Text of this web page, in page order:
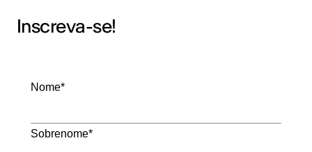
Inscreva-se!
Nome*
Sobrenome*